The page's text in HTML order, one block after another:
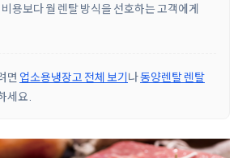
용보다 월 렌탈 방식을 선호하는 고객에게
면 업소용냉장고 전체 보기나동양렌탈 렌탈
세요.